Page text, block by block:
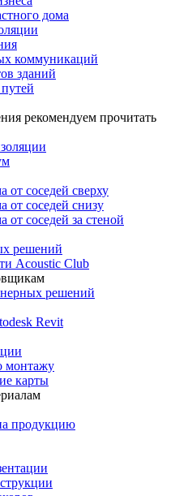
дома
коммуникаций
зданий
рекомендуем прочитать
соседей сверху
соседей снизу
соседей за стеной
решений
Acoustic Club
решений
Revit
монтажу
карты
продукцию